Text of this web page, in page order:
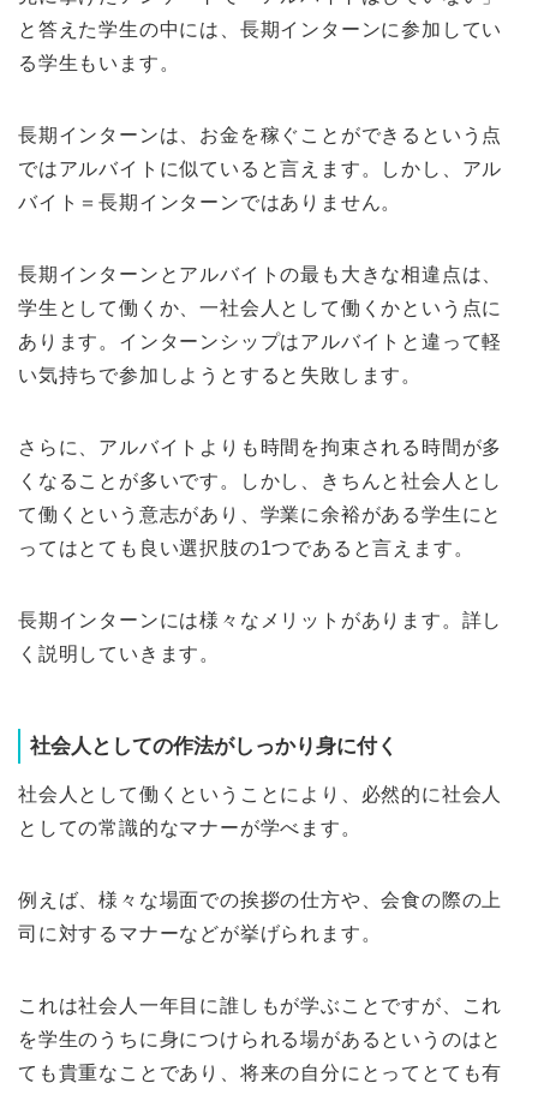
と答えた学生の中には、長期インターンに参加してい
る学生もいます。
長期インターンは、お金を稼ぐことができるという点
ではアルバイトに似ていると言えます。しかし、アル
バイト＝長期インターンではありません。
長期インターンとアルバイトの最も大きな相違点は、
学生として働くか、一社会人として働くかという点に
あります。インターンシップはアルバイトと違って軽
い気持ちで参加しようとすると失敗します。
さらに、アルバイトよりも時間を拘束される時間が多
くなることが多いです。しかし、きちんと社会人とし
て働くという意志があり、学業に余裕がある学生にと
ってはとても良い選択肢の1つであると言えます。
長期インターンには様々なメリットがあります。詳し
く説明していきます。
社会人としての作法がしっかり身に付く
社会人として働くということにより、必然的に社会人
としての常識的なマナーが学べます。
例えば、様々な場面での挨拶の仕方や、会食の際の上
司に対するマナーなどが挙げられます。
これは社会人一年目に誰しもが学ぶことですが、これ
を学生のうちに身につけられる場があるというのはと
ても貴重なことであり、将来の自分にとってとても有